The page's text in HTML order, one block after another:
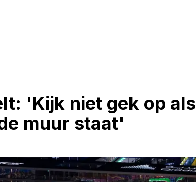
'Kijk niet gek op als
muur staat'